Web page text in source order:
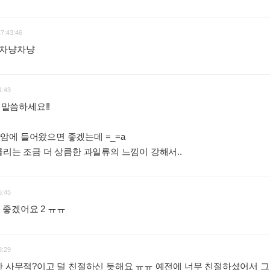
냥차냥
씀하세요!!
에 들어왔으면 좋겠는데 =_=a
는 조금 더 상큼한 과일류의 느낌이 강해서..
겠어요 2 ㅠㅠ
사무적?이고 덜 친절하신 듯해요 ㅠㅠ 예전에 너무 친절하셨어서